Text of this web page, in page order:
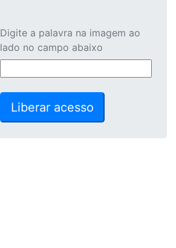
Digite a palavra na imagem ao
lado no campo abaixo